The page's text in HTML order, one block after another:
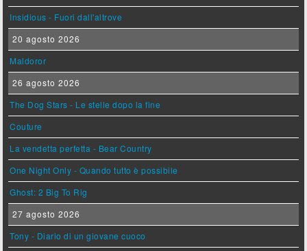
Insidious - Fuori dall'altrove
20 agosto 2026
Maldoror
26 agosto 2026
The Dog Stars - Le stelle dopo la fine
Couture
La vendetta perfetta - Bear Country
One Night Only - Quando tutto è possibile
Ghost: 2 Big To Rig
27 agosto 2026
Tony - Diario di un giovane cuoco